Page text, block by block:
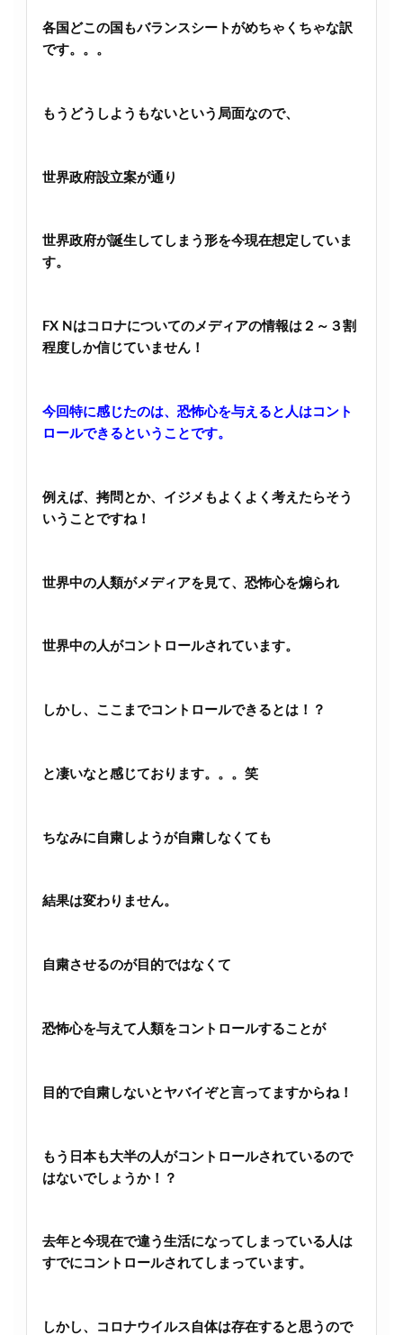
各国どこの国もバランスシートがめちゃくちゃな訳
です。。。
もうどうしようもないという局面なので、
世界政府設立案が通り
世界政府が誕生してしまう形を今現在想定していま
す。
FX Nはコロナについてのメディアの情報は２～３割
程度しか信じていません！
今回特に感じたのは、恐怖心を与えると人はコント
ロールできるということです。
例えば、拷問とか、イジメもよくよく考えたらそう
いうことですね！
世界中の人類がメディアを見て、恐怖心を煽られ
世界中の人がコントロールされています。
しかし、ここまでコントロールできるとは！？
と凄いなと感じております。。。笑
ちなみに自粛しようが自粛しなくても
結果は変わりません。
自粛させるのが目的ではなくて
恐怖心を与えて人類をコントロールすることが
目的で自粛しないとヤバイぞと言ってますからね！
もう日本も大半の人がコントロールされているので
はないでしょうか！？
去年と今現在で違う生活になってしまっている人は
すでにコントロールされてしまっています。
しかし、コロナウイルス自体は存在すると思うので